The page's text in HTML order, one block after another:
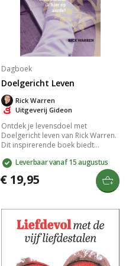
Dagboek
Doelgericht Leven
Uitgeverij Gideon
Rick Warren
Ontdek je levensdoel met
Doelgericht leven van Rick Warren.
Dit inspirerende boek biedt
vragen en helpt je een doelgericht
leven te leiden. Leer je visie vinden,
echte vriendschappen opbouwen
en werken met je unieke kwaliteiten
transformerende 42-daagse reis.
Leverbaar vanaf 15 augustus
€ 19,95